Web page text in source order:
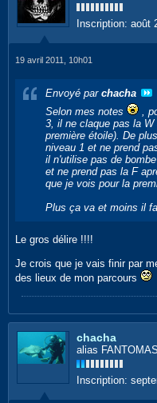
Inscription: août
19 avril 2011, 10h01
Envoyé par chacha
Selon mes notes
,
3, il ne claque pas la W
première étoile). De
niveau 1 et ne prend
il n'utilise pas de
et ne prend pas la F
que je vois pour la
Plus ça va et moins il
Le gros délire !!!!
Je crois que je vais finir par
des lieux de mon parcours
chacha
alias FANTOMAS
Inscription: